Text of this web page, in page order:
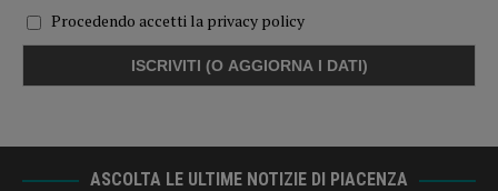
Procedendo accetti la privacy policy
ASCOLTA LE ULTIME NOTIZIE DI PIACENZA